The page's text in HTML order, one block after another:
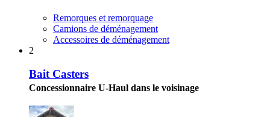
Remorques et remorquage
Camions de déménagement
Accessoires de déménagement
2
Bait Casters
Concessionnaire U-Haul dans le voisinage